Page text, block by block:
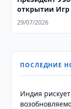
открытии Игр
29/07/2026
ПОСЛЕДНИЕ
Индия